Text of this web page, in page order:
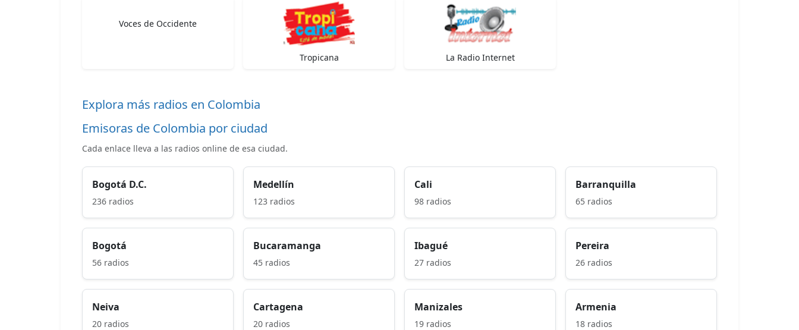
Voces de Occidente
Tropicana La Radio Internet
Explora más radios en Colombia
Emisoras de Colombia por ciudad
Cada enlace lleva a las radios online de esa ciudad.
Bogotá D.C.
236 radios
Medellín
123 radios
Cali
98 radios
Barranquilla
65 radios
Bogotá
56 radios
Bucaramanga
45 radios
Ibagué
27 radios
Pereira
26 radios
Neiva
20 radios
Cartagena
20 radios
Manizales
19 radios
Armenia
18 radios